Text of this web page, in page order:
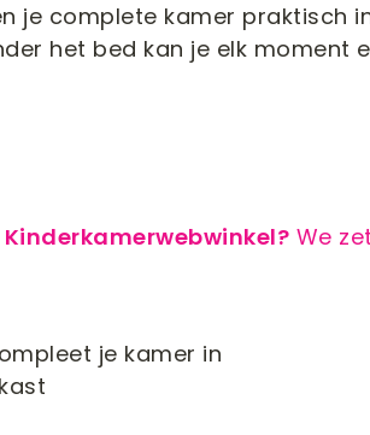
je complete kamer praktisch
het bed kan je elk moment
We
je kamer in